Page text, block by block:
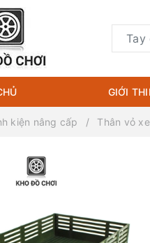
GIỚI
kiện nâng cấp Thân vỏ